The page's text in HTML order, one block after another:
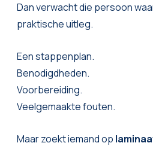
Dan verwacht die persoon
praktische uitleg.
Een stappenplan.
Benodigdheden.
Voorbereiding.
Veelgemaakte fouten.
Maar zoekt iemand op